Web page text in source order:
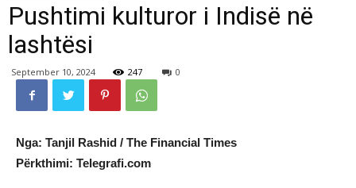
Pushtimi kulturor i Indisë në
lashtësi
September 10, 2024 247 0
Nga: Tanjil Rashid / The Financial Times
Përkthimi: Telegrafi.com